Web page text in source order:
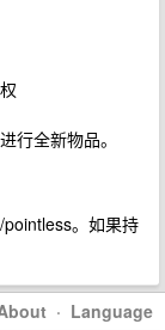
行全新物品。
。如果持
· Language